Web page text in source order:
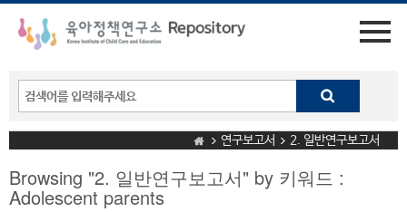
연구보고서 2. 일반연구보고서
Browsing "2. 일반연구보고서" by 키워드 :
Adolescent parents